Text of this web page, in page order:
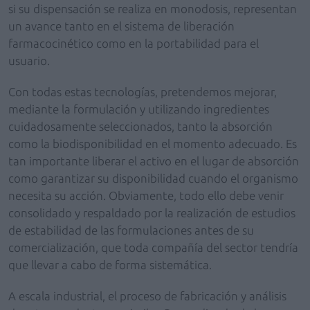
si su dispensación se realiza en monodosis, representan
un avance tanto en el sistema de liberación
farmacocinético como en la portabilidad para el
usuario.
Con todas estas tecnologías, pretendemos mejorar,
mediante la formulación y utilizando ingredientes
cuidadosamente seleccionados, tanto la absorción
como la biodisponibilidad en el momento adecuado. Es
tan importante liberar el activo en el lugar de absorción
como garantizar su disponibilidad cuando el organismo
necesita su acción. Obviamente, todo ello debe venir
consolidado y respaldado por la realización de estudios
de estabilidad de las formulaciones antes de su
comercialización, que toda compañía del sector tendría
que llevar a cabo de forma sistemática.
A escala industrial, el proceso de fabricación y análisis